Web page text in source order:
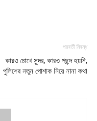
পরবর্তী নিবন্ধ
কারও চোখে সুন্দর, কারও পছন্দ হয়নি,
পুলিশের নতুন পোশাক নিয়ে নানা কথা